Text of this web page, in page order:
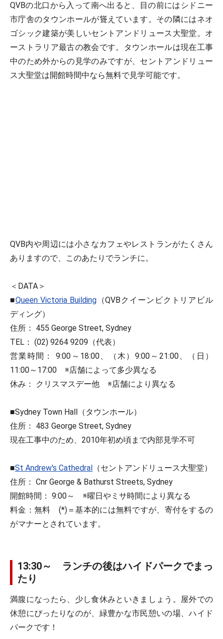
QVBの北口から入って南へ出ると、目の前にはシドニー
市庁舎のタウンホールが聳えています。その隣にはネオ
ゴシック建築が美しいセントアンドリュース大聖堂。オ
ーストラリア最古の教会です。タウンホールは現在工事
中のため外からの見学のみですが、セントアンドリュー
ス大聖堂は開館時間中なら無料で見学可能です。
QVB内や周辺には小さなカフェやレストランがたくさん
ありますので、このあたりでランチに。
＜DATA＞
■Queen Victoria Building（QVBクイーンビクトリアビル
ディング）
住所： 455 George Street, Sydney
TEL： (02) 9264 9209（代表）
営業時間： 9:00～18:00、（木）9:00～21:00、（日）
11:00～17:00 ※店舗によって多少異なる
休み： クリスマスデー他 ※店舗により異なる
■Sydney Town Hall（タウンホール）
住所： 483 George Street, Sydney
現在工事中のため、2010年初め頃まで内部見学不可
■St Andrew's Cathedral （セントアンドリュース大聖堂）
住所： Cnr George & Bathurst Streets, Sydney
開館時間： 9:00～ ※曜日やミサ時間により異なる
料金：無料 (*)＝基本的には無料ですが、寄付をするの
がマナーとされています。
13:30～ ランチの後はハイドパークでまっ
たり
満腹になったら、少し食休みといきましょう。屋外での
休憩にぴったりなのが、緑豊かな市民憩いの場、ハイド
パークです！